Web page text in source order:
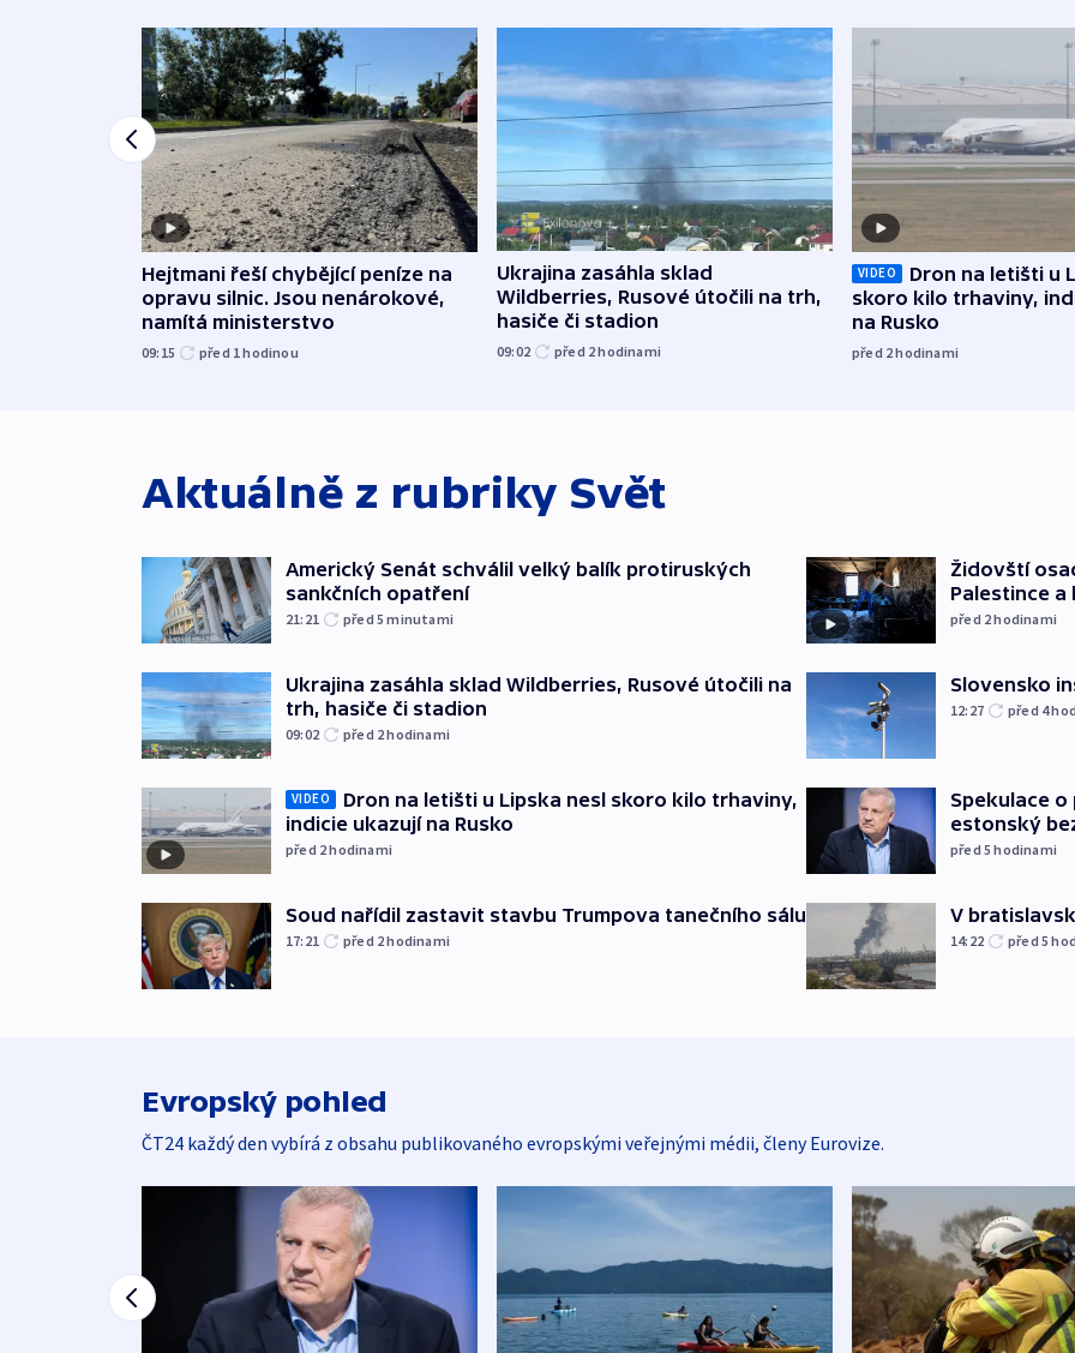
Hejtmani řeší chybějící peníze na
opravu silnic. Jsou nenárokové,
namítá ministerstvo
09:15 před 1hodinou
Ukrajina zasáhla sklad
Wildberries, Rusové útočili na trh,
hasiče či stadion
09:02 před 2hodinami
VIDEO
Dron na letišti u
skoro kilo trhaviny,
na Rusko
před 2hodinami
Aktuálně z rubriky Svět
Americký Senát schválil velký balík protiruských
sankčních opatření
21:21 před 5minutami
Ukrajina zasáhla sklad Wildberries, Rusové útočili na
trh, hasiče či stadion
09:02 před 2hodinami
VIDEO
Dron na letišti u Lipska nesl skoro kilo trhaviny,
indicie ukazují na Rusko
před 2hodinami
Soud nařídil zastavit stavbu Trumpova tanečního sálu
17:21 před 2hodinami
Židovští
Palestince
před 2hodinami
Slovensko
12:27 před 4
Spekulace
estonský
před 5hodinami
V
14:22 před 5
Evropský pohled
ČT24 každý den vybírá z obsahu publikovaného evropskými veřejnými médii, členy Eurovize.